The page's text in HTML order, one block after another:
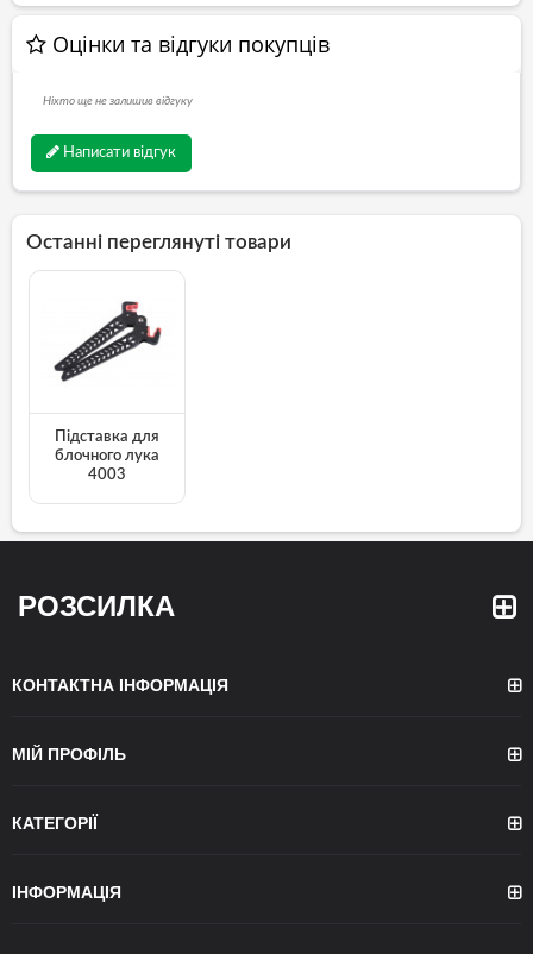
Оцінки та відгуки покупців
Ніхто ще не залишив відгуку
Написати відгук
Останні переглянуті товари
Підставка для
блочного лука
4003
РОЗСИЛКА
КОНТАКТНА ІНФОРМАЦІЯ
МІЙ ПРОФІЛЬ
КАТЕГОРІЇ
ІНФОРМАЦІЯ